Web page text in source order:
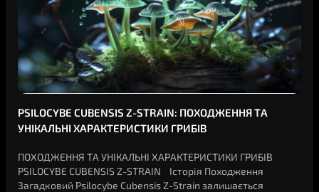
PSILOCYBE CUBENSIS Z-STRAIN: ПОХОДЖЕННЯ ТА
УНІКАЛЬНІ ХАРАКТЕРИСТИКИ ГРИБІВ
ПОХОДЖЕННЯ ТА УНІКАЛЬНІ ХАРАКТЕРИСТИКИ ГРИБІВ
PSILOCYBE CUBENSIS Z-STRAIN Історія Походження
Загадковий Psilocybe Cubensis Z-Strain залишається